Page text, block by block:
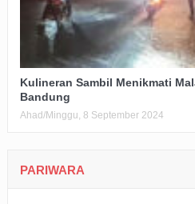
Kulineran Sambil Menikmati
Bandung
Ahad/Minggu, 8 September 2024
PARIWARA